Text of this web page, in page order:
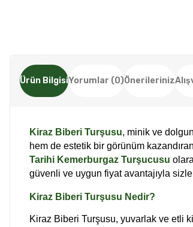
Ürün BilgisiYorumlar (0)Önerileriniz
Kiraz Biberi Turşusu, minik ve
hem de estetik bir görünüm
Tarihi Kemerburgaz Turşucusu
güvenli ve uygun fiyat avantajıyla
Kiraz Biberi Turşusu Nedir?
Kiraz Biberi Turşusu, yuvarlak ve etli